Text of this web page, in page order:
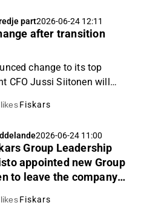
part2026-06-24 12:11
after transition
change to its top
CFO Jussi Siitonen will
role. Mr. Haavisto has earlier
CapMan...
Fiskars
2026-06-24 11:00
Group Leadership
appointed new Group
to leave the company
Fiskars